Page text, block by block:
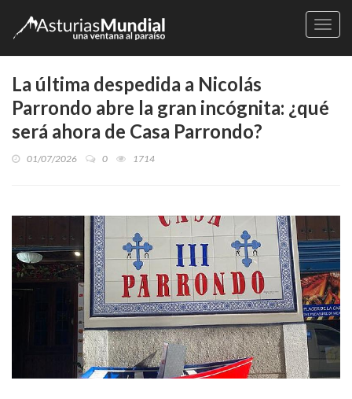
La última despedida a Nicolás
Parrondo abre la gran incógnita: ¿qué
será ahora de Casa Parrondo?
01/07/2026 0 1714